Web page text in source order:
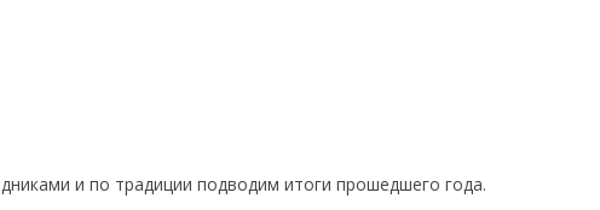
и по традиции подводим итоги прошедшего года.